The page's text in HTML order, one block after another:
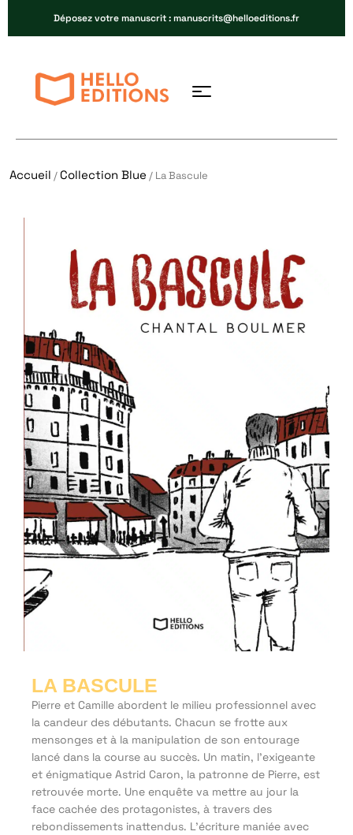
Déposez votre manuscrit : manuscrits@helloeditions.fr
Accueil /Collection Blue / La Bascule
LA BASCULE
Pierre et Camille abordent le milieu professionnel avec
la candeur des débutants. Chacun se frotte aux
mensonges et à la manipulation de son entourage
lancé dans la course au succès. Un matin, l’exigeante
et énigmatique Astrid Caron, la patronne de Pierre, est
retrouvée morte. Une enquête va mettre au jour la
face cachée des protagonistes, à travers des
rebondissements inattendus. L’écriture maniée avec